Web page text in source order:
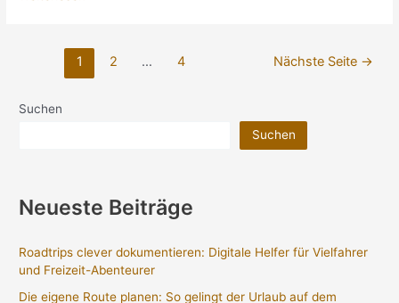
Seitennummerierung
1 2 … 4 Nächste Seite →
Suchen
Suchen
Neueste Beiträge
Roadtrips clever dokumentieren: Digitale Helfer für Vielfahrer
und Freizeit-Abenteurer
Die eigene Route planen: So gelingt der Urlaub auf dem